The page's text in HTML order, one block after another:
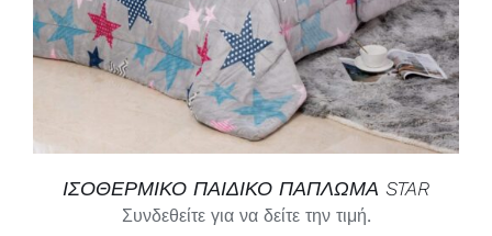
ΙΣΟΘΕΡΜΙΚΟ ΠΑΙΔΙΚΟ ΠΑΠΛΩΜΑ STAR
Συνδεθείτε για να δείτε την τιμή.